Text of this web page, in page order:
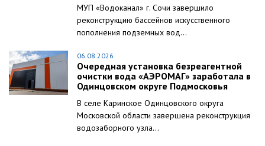
МУП «Водоканал» г. Сочи завершило
реконструкцию бассейнов искусственного
пополнения подземных вод...
06.08.2026
Очередная установка безреагентной
очистки вода «АЭРОМАГ» заработала в
Одинцовском округе Подмосковья
В селе Каринское Одинцовского округа
Московской области завершена реконструкция
водозаборного узла...